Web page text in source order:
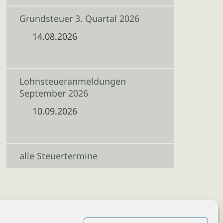
Grundsteuer 3. Quartal 2026
14.08.2026
Lohnsteueranmeldungen
September 2026
10.09.2026
alle Steuertermine